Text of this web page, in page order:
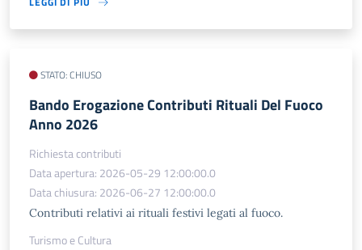
STATO: CHIUSO
Bando Erogazione Contributi Rituali Del Fuoco
Anno 2026
Richiesta contributi
Data apertura: 2026-05-29 12:00:00.0
Data chiusura: 2026-06-27 12:00:00.0
Contributi relativi ai rituali festivi legati al fuoco.
Turismo e Cultura